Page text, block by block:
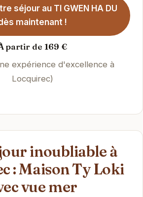
séjour au TI GWEN HA DU
maintenant !
partir de 169 €
expérience d'excellence à
Locquirec)
inoubliable à
: Maison Ty Loki
vue mer